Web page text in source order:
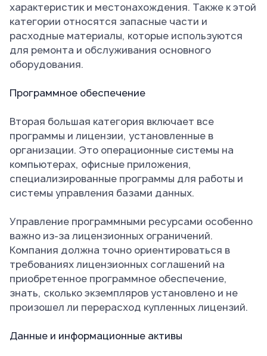
характеристик и местонахождения. Также к этой
категории относятся запасные части и
расходные материалы, которые используются
для ремонта и обслуживания основного
оборудования.
Программное обеспечение
Вторая большая категория включает все
программы и лицензии, установленные в
организации. Это операционные системы на
компьютерах, офисные приложения,
специализированные программы для работы и
системы управления базами данных.
Управление программными ресурсами особенно
важно из-за лицензионных ограничений.
Компания должна точно ориентироваться в
требованиях лицензионных соглашений на
приобретенное программное обеспечение,
знать, сколько экземпляров установлено и не
произошел ли перерасход купленных лицензий.
Данные и информационные активы